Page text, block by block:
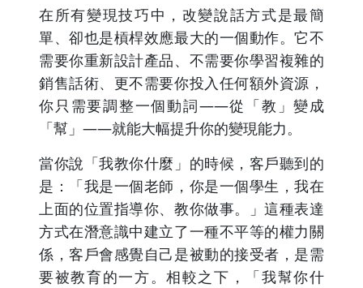
在所有變現技巧中，改變說話方式是最簡
單、卻也是槓桿效應最大的一個動作。它不
需要你重新設計產品、不需要你學習複雜的
銷售話術、更不需要你投入任何額外資源，
你只需要調整一個動詞——從「教」變成
「幫」——就能大幅提升你的變現能力。
當你說「我教你什麼」的時候，客戶聽到的
是：「我是一個老師，你是一個學生，我在
上面的位置指導你、教你做事。」這種表達
方式在潛意識中建立了一種不平等的權力關
係，客戶會感覺自己是被動的接受者，是需
要被教育的一方。相較之下，「我幫你什